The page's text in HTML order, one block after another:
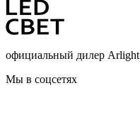
официальный дилер Arlight
Мы в соцсетях